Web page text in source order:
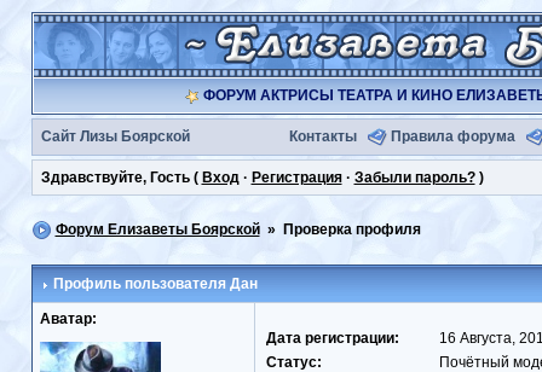
ФОРУМ АКТРИСЫ ТЕАТРА И КИНО
Сайт Лизы Боярской Контакты Правила форума
Здравствуйте, Гость ( Вход· Регистрация· Забыли пароль?)
Форум Елизаветы Боярской» Проверка профиля
Профиль пользователя Дан
Аватар:
Дата регистрации:
16
Статус:
Почётный